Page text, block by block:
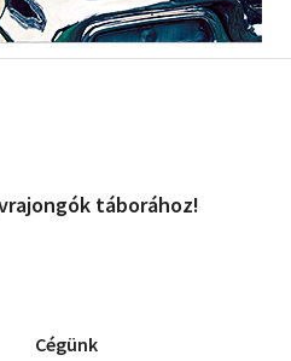
táborához!
Cégünk